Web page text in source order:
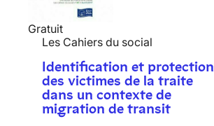
Gratuit
Les Cahiers du social
Identification et protection
des victimes de la traite
dans un contexte de
migration de transit